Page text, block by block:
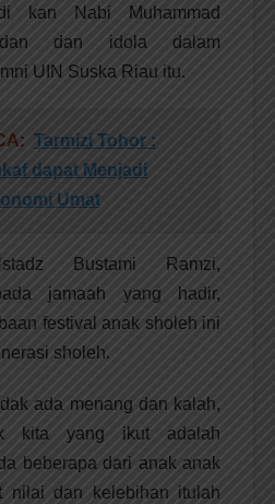
kan Nabi Muhammad
dan idola dalam
UIN Suska Riau itu.
Tarmizi Tohor :
dapat Menjadi
Umat
Bustami Ramzi,
jamaah yang hadir,
festival anak sholeh ini
sholeh.
ada menang dan kalah,
kita yang ikut adalah
beberapa dari anak anak
nilai dan kelebihan itulah